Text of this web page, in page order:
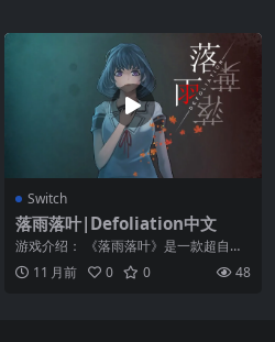
Switch
落雨落叶|Defoliation中文
游戏介绍： 《落雨落叶》是一款超自然
多分支剧情悬疑解谜类游戏。台湾探秘
冒险悬疑游...
11 月前 0 0 48